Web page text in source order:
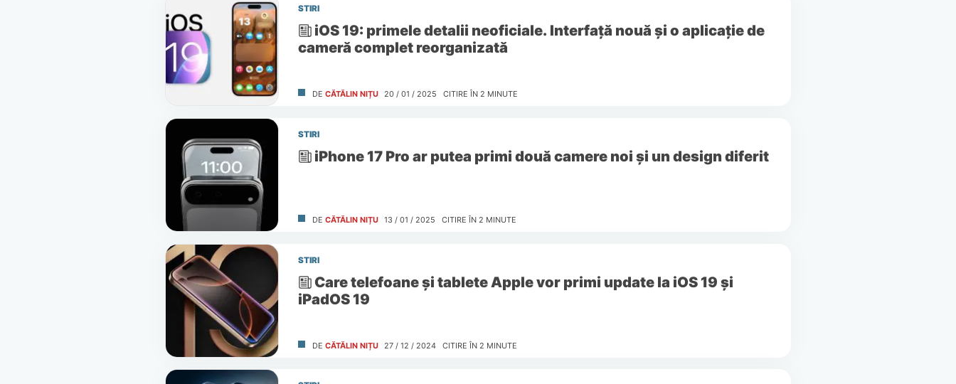
STIRI
iOS 19: primele detalii neoficiale. Interfață nouă și o aplicație de
cameră complet reorganizată
DE CĂTĂLIN NIȚU 20 / 01 / 2025 CITIRE ÎN 2 MINUTE
STIRI
iPhone 17 Pro ar putea primi două camere noi și un design diferit
DE CĂTĂLIN NIȚU 13 / 01 / 2025 CITIRE ÎN 2 MINUTE
STIRI
Care telefoane și tablete Apple vor primi update la iOS 19 și
iPadOS 19
DE CĂTĂLIN NIȚU 27 / 12 / 2024 CITIRE ÎN 2 MINUTE